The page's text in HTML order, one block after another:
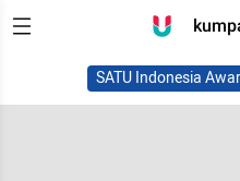
SATU Indonesia